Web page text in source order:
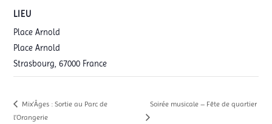
LIEU
Place Arnold
Place Arnold
Strasbourg 67000 France
Mix’Âges : Sortie au Parc de
l’Orangerie
Soirée musicale – Fête de quartier